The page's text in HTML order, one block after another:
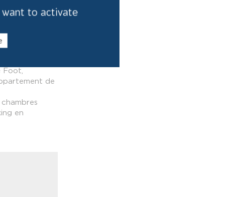
(Boucherie
auto à 270
médical à
Foot,
de
en
want to activate